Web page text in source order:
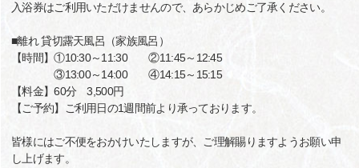
入浴券はご利用いただけませんので、あらかじめご了承ください。
■離れ 貸切露天風呂（家族風呂）
【時間】①10:30～11:30 ②11:45～12:45
③13:00～14:00 ④14:15～15:15
【料金】60分 3,500円
【ご予約】ご利用日の1週間前より承っております。
皆様にはご不便をおかけいたしますが、ご理解賜りますようお願い申
し上げます。